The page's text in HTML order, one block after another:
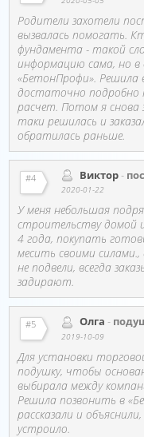
Родители захотели
вызвалась помогать.
фундамента - такой
информацию сама, но в
«БетонПрофи». Решила
достаточно подробно
расчет. Потом я снова
таки решилась и
обратилась раньше.
#4 Виктор-
2020-01-22
У меня небольшая
строительству домой
4 года, покупать
месить своими
не подвели, всегда
задирают.
#5 Олга -
2019-10-09
Для установки
подушку, чтобы
выбирала между
Решила позвонить в
рассказали и
устроило.